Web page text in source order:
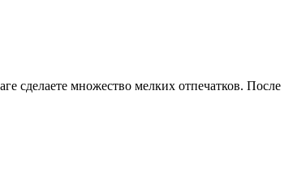
сделаете множество мелких отпечатков. После